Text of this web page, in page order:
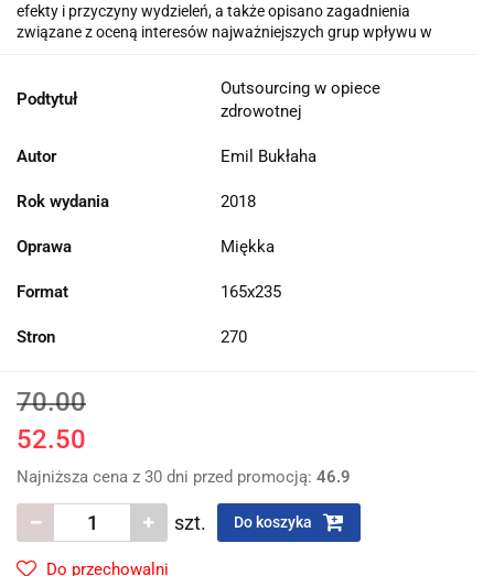
efekty i przyczyny wydzieleń, a także opisano zagadnienia
związane z oceną interesów najważniejszych grup wpływu w
Podtytuł
Outsourcing w opiece
zdrowotnej
Autor Emil Bukłaha
Rok wydania 2018
Oprawa Miękka
Format 165x235
Stron 270
70.00
52.50
Najniższa cena z 30 dni przed promocją: 46.9
szt. Do koszyka
Do przechowalni